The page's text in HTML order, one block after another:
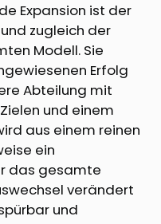
Expansion ist der
zugleich der
Modell. Sie
Erfolg
Abteilung mit
und einem
aus einem reinen
ein
das gesamte
verändert
und